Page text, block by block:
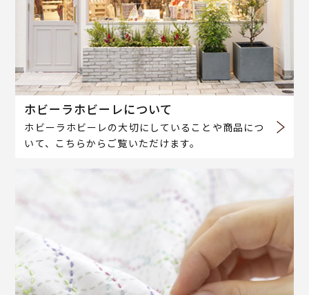
ホビーラホビーレについて
ホビーラホビーレの大切にしていることや商品につ
いて、こちらからご覧いただけます。